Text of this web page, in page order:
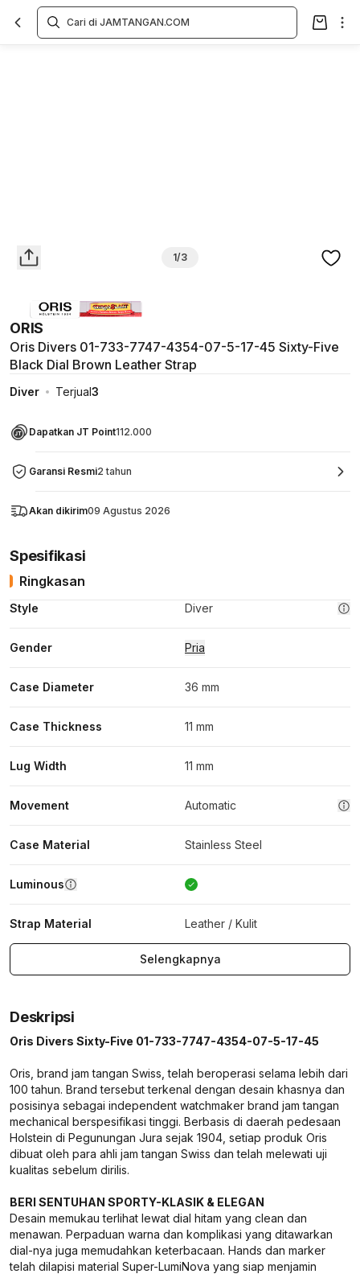
1/3
ORIS
Oris Divers 01-733-7747-4354-07-5-17-45 Sixty-Five
Black Dial Brown Leather Strap
Diver Terjual3
Dapatkan JT Point112.000
Garansi Resmi2 tahun
Akan dikirim09 Agustus 2026
Spesifikasi
Ringkasan
Style Diver
Gender Pria
Case Diameter 36 mm
Case Thickness 11 mm
Lug Width 11 mm
Movement Automatic
Case Material Stainless Steel
Luminous
Strap Material Leather / Kulit
Selengkapnya
Deskripsi
Oris Divers Sixty-Five 01-733-7747-4354-07-5-17-45
Oris, brand jam tangan Swiss, telah beroperasi selama lebih dari
100 tahun. Brand tersebut terkenal dengan desain khasnya dan
posisinya sebagai independent watchmaker brand jam tangan
mechanical berspesifikasi tinggi. Berbasis di daerah pedesaan
Holstein di Pegunungan Jura sejak 1904, setiap produk Oris
dibuat oleh para ahli jam tangan Swiss dan telah melewati uji
kualitas sebelum dirilis.
BERI SENTUHAN SPORTY-KLASIK & ELEGAN
Desain memukau terlihat lewat dial hitam yang clean dan
menawan. Perpaduan warna dan komplikasi yang ditawarkan
dial-nya juga memudahkan keterbacaan. Hands dan marker
telah dilapisi material Super-LumiNova yang siap menjamin